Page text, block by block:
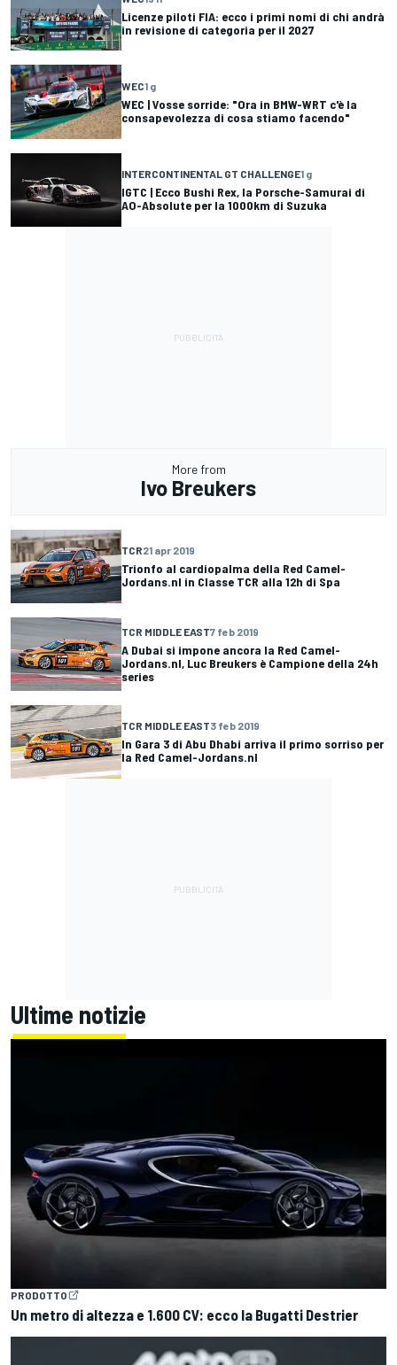
Licenze piloti FIA: ecco i primi nomi di chi andrà
in revisione di categoria per il 2027
WEC1 g
WEC | Vosse sorride: "Ora in BMW-WRT c'è la
consapevolezza di cosa stiamo facendo"
INTERCONTINENTAL GT CHALLENGE1 g
IGTC | Ecco Bushi Rex, la Porsche-Samurai di
AO-Absolute per la 1000km di Suzuka
More from
Ivo Breukers
TCR21 apr 2019
Trionfo al cardiopalma della Red Camel-
Jordans.nl in Classe TCR alla 12h di Spa
TCR MIDDLE EAST7 feb 2019
A Dubai si impone ancora la Red Camel-
Jordans.nl, Luc Breukers è Campione della 24h
series
TCR MIDDLE EAST3 feb 2019
In Gara 3 di Abu Dhabi arriva il primo sorriso per
la Red Camel-Jordans.nl
Ultime notizie
PRODOTTO
Un metro di altezza e 1.600 CV: ecco la Bugatti Destrier